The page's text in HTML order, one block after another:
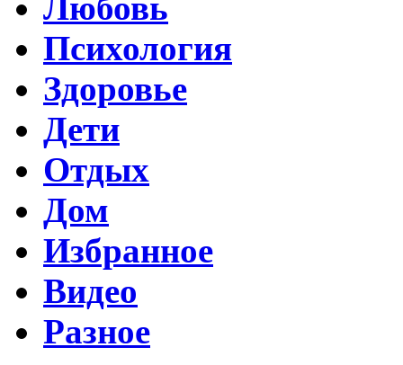
Психология
Здоровье
Дети
Отдых
Дом
Избранное
Видео
Разное